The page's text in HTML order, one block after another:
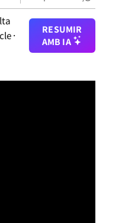
·
RESUMIR
AMB IA